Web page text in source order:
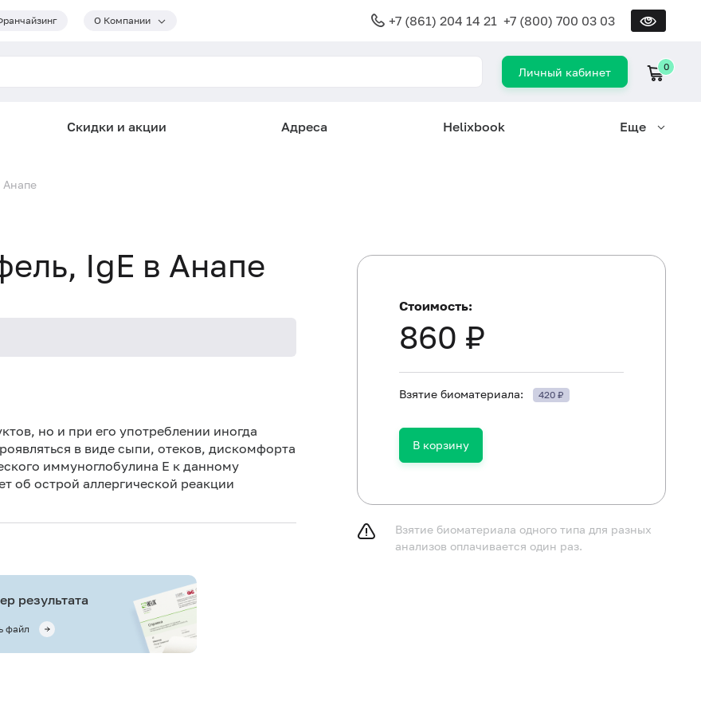
О Компании +7 (861) 204 14 21 +7 (800) 700 03 03
Личный кабинет 0
Скидки и акции Адреса Helixbook Еще
Анапе
IgE в Анапе
но и при его употреблении иногда
в виде сыпи, отеков, дискомфорта
иммуноглобулина Е к данному
об острой аллергической реакции
результата
файл
Не курить в течение 30 минут до исследования.
Стоимость:
860 ₽
Взятие биоматериала: 420 ₽
В корзину
Взятие биоматериала одного типа для разных
анализов оплачивается один раз.